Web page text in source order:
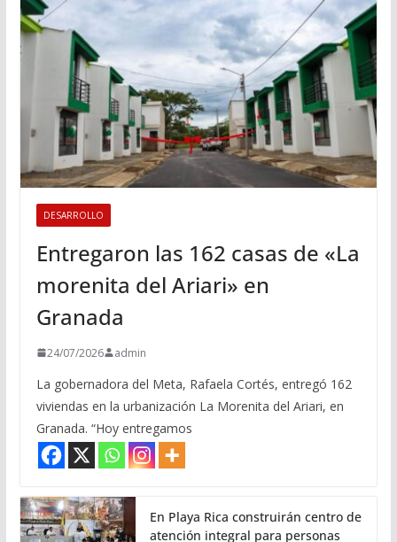
DESARROLLO
Entregaron las 162 casas de «La
morenita del Ariari» en
Granada
24/07/2026 admin
La gobernadora del Meta, Rafaela Cortés, entregó 162
viviendas en la urbanización La Morenita del Ariari, en
Granada. “Hoy entregamos
En Playa Rica construirán centro de
atención integral para personas